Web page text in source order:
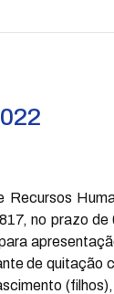
no prazo
de quitação